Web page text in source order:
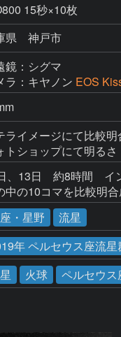
15秒×10枚
県 神戸市
鏡：シグマ
ラ：キヤノン EOS
ライメージにて比較
トショップにて明る
、13日　約8時間　イ
中の10コマを比較明合
・星野
流星
年 ペルセウス座流星
火球 ペルセウ